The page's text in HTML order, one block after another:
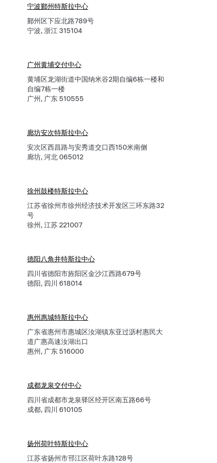
宁波鄞州特斯拉中心
鄞州区下应北路789号
宁波, 浙江 315104
广州黄埔交付中心
黄埔区龙湖街道中国纳米谷2期自编6栋一楼和
自编7栋一楼
广州, 广东 510555
廊坊安次特斯拉中心
安次区西昌路与安秀道交口西150米南侧
廊坊, 河北 065012
徐州鼓楼特斯拉中心
江苏省徐州市徐州经济技术开发区三环东路32
号
徐州, 江苏 221007
德阳八角井特斯拉中心
四川省德阳市旌阳区金沙江西路679号
德阳, 四川 618014
惠州惠城特斯拉中心
广东省惠州市惠城区汝湖镇东亚过沥村惠民大
道广惠高速汝湖出口
惠州, 广东 516000
成都龙泉交付中心
四川省成都市龙泉驿区经开区南五路66号
成都, 四川 610105
扬州荷叶特斯拉中心
江苏省扬州市邗江区荷叶东路128号